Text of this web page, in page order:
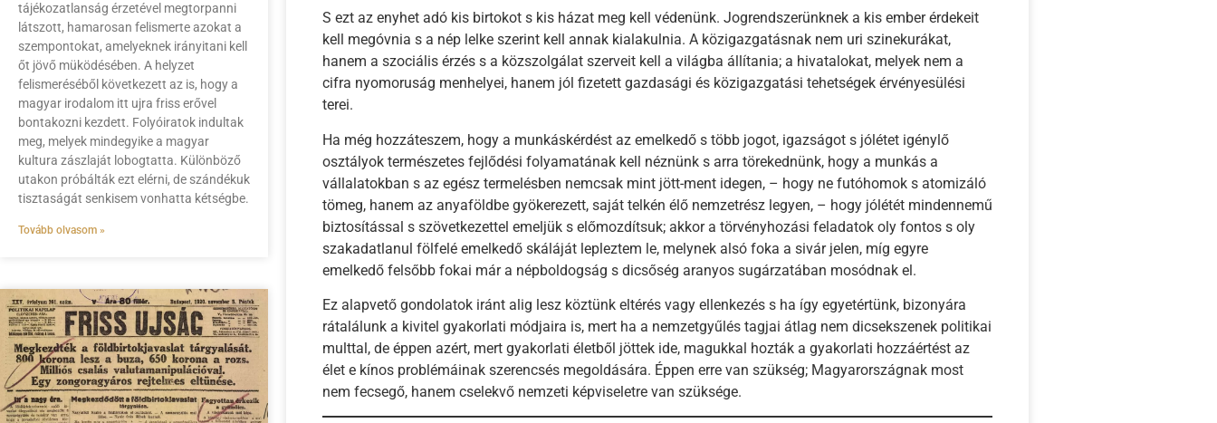
tájékozatlanság érzetével megtorpanni
látszott, hamarosan felismerte azokat a
szempontokat, amelyeknek irányitani kell
őt jövő müködésében. A helyzet
felismeréséből következett az is, hogy a
magyar irodalom itt ujra friss erővel
bontakozni kezdett. Folyóiratok indultak
meg, melyek mindegyike a magyar
kultura zászlaját lobogtatta. Különböző
utakon próbálták ezt elérni, de szándékuk
tisztaságát senkisem vonhatta kétségbe.
Tovább olvasom »
S ezt az enyhet adó kis birtokot s kis házat meg kell védenünk. Jogrendszerünknek a kis ember érdekeit
kell megóvnia s a nép lelke szerint kell annak kialakulnia. A közigazgatásnak nem uri szinekurákat,
hanem a szociális érzés s a közszolgálat szerveit kell a világba állítania; a hivatalokat, melyek nem a
cifra nyomoruság menhelyei, hanem jól fizetett gazdasági és közigazgatási tehetségek érvényesülési
terei.
Ha még hozzáteszem, hogy a munkáskérdést az emelkedő s több jogot, igazságot s jólétet igénylő
osztályok természetes fejlődési folyamatának kell néznünk s arra törekednünk, hogy a munkás a
vállalatokban s az egész termelésben nemcsak mint jött-ment idegen, – hogy ne futóhomok s atomizáló
tömeg, hanem az anyaföldbe gyökerezett, saját telkén élő nemzetrész legyen, – hogy jólétét mindennemű
biztosítással s szövetkezettel emeljük s előmozdítsuk; akkor a törvényhozási feladatok oly fontos s oly
szakadatlanul fölfelé emelkedő skáláját lepleztem le, melynek alsó foka a sivár jelen, míg egyre
emelkedő felsőbb fokai már a népboldogság s dicsőség aranyos sugárzatában mosódnak el.
Ez alapvető gondolatok iránt alig lesz köztünk eltérés vagy ellenkezés s ha így egyetértünk, bizonyára
rátalálunk a kivitel gyakorlati módjaira is, mert ha a nemzetgyűlés tagjai átlag nem dicsekszenek politikai
multtal, de éppen azért, mert gyakorlati életből jöttek ide, magukkal hozták a gyakorlati hozzáértést az
élet e kínos problémáinak szerencsés megoldására. Éppen erre van szükség; Magyarországnak most
nem fecsegő, hanem cselekvő nemzeti képviseletre van szüksége.